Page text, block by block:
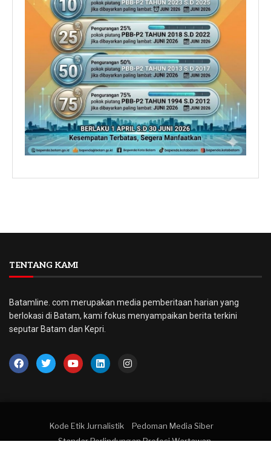
TENTANG KAMI
Batamline. com merupakan media pemberitaan harian yang
berlokasi di Batam, kami fokus menyampaikan berita terkini
seputar Batam dan Kepri.
Kode Etik Jurnalistik
Pedoman Media Siber
Standar Perlindungan Profesi Wartawan